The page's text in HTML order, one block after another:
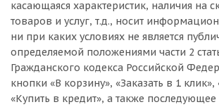
касающаяся характеристик, наличия на
товаров и услуг, т.д., носит
ни при каких условиях не является
определяемой положениями части 2
Гражданского кодекса Российской
кнопки «В корзину», «Заказать в 1
«Купить в кредит», а также последующее